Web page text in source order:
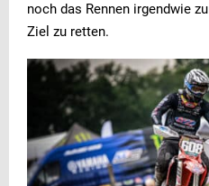
noch das Rennen irgendwie
Ziel zu retten.